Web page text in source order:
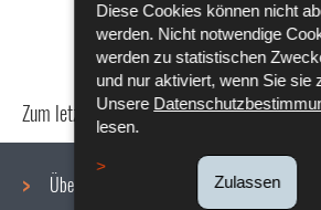
Diese Cookies können nicht
werden. Nicht notwendige
werden zu statistischen
und nur aktiviert, wenn Sie sie
Unsere
lesen.
Zulassen
Zum letzten Mal aktualisiert am18/12/
Über uns